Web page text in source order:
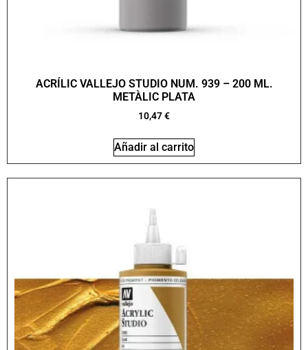
ACRÍLIC VALLEJO STUDIO NUM. 939 – 200 ML.
METÀLIC PLATA
10,47€
Añadir al carrito